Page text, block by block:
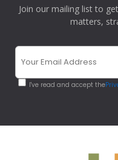
Join our mailing list to
matters,
I've read and accept the